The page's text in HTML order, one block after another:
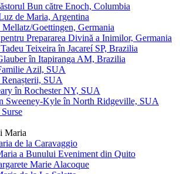
Bun către Enoch, Columbia
de Maria, Argentina
Goettingen, Germania
Prepararea Divină a Inimilor, Germania
Teixeira în Jacareí SP, Brazilia
în Itapiranga AM, Brazilia
Azil, SUA
SUA
în Rochester NY, SUA
Sweeney-Kyle în North Ridgeville, SUA
Maria
de la Caravaggio
a Bunului Eveniment din Quito
Marie Alacoque